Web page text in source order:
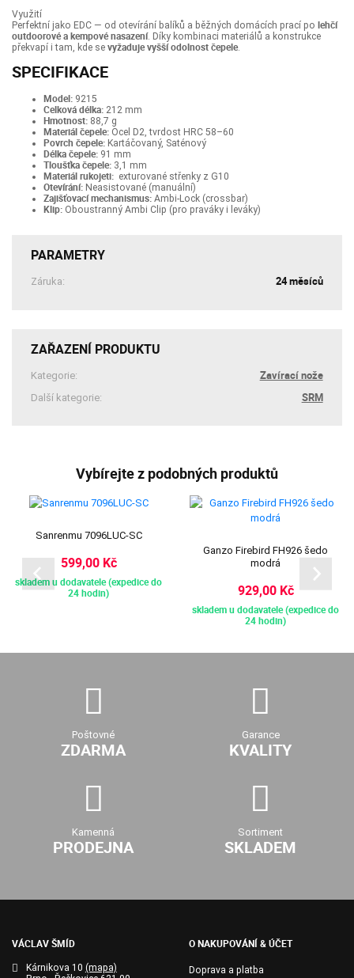
Využití
Perfektní jako EDC — od otevírání balíků a běžných domácích prací po lehčí
outdoorové a kempové nasazení. Díky kombinaci materiálů a konstrukce
překvapí i tam, kde se vyžaduje vyšší odolnost čepele.
SPECIFIKACE
Model: 9215
Celková délka: 212 mm
Hmotnost: 88,7 g
Materiál čepele: Ocel D2, tvrdost HRC 58–60
Povrch čepele: Kartáčovaný, Saténový
Délka čepele: 91 mm
Tloušťka čepele: 3,1 mm
Materiál rukojeti: exturované střenky z G10
Otevírání: Neasistované (manuální)
Zajišťovací mechanismus: Ambi-Lock (crossbar)
Klip: Oboustranný Ambi Clip (pro praváky i leváky)
PARAMETRY
Záruka: 24 měsíců
ZAŘAZENÍ PRODUKTU
Kategorie: Zavírací nože
Další kategorie: SRM
Vybírejte z podobných produktů
Sanrenmu 7096LUC-SC
599,00 Kč
skladem u dodavatele (expedice do
24 hodin)
Ganzo Firebird FH926 šedo
modrá
929,00 Kč
skladem u dodavatele (expedice do
24 hodin)
Poštovné
ZDARMA
Garance
KVALITY
Kamenná
PRODEJNA
Sortiment
SKLADEM
VÁCLAV ŠMÍD
Kárnikova 10 (mapa)
O NAKUPOVÁNÍ & ÚČET
Doprava a platba